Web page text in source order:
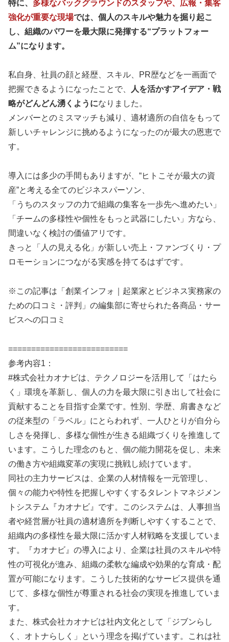
特に、 多様なバックグラウンドのスタッフや、広報・集客
強化が重要な現場では、個人のスキルや魅力を掘り起こ
し、組織のパワーを最大限に発揮する“プラットフォー
ム”になります。
私自身、社員の顔と経歴、スキル、PR歴などを一画面で
把握できるようになったことで、
人を活かすアイデア・戦
略がどんどん湧くようになりました。
メンバーとのミスマッチも減り、適材適所の自信をもって
新しいチャレンジに挑めるようになったのが最大の恩恵で
す。
導入には多少の手間もありますが、“ヒトこそが最大の資
産”と考える全てのビジネスパーソン、
「うちのスタッフの力で組織の集客を一歩先へ進めたい」
「チームの多様性や個性をもっと武器にしたい」方なら、
間違いなく検討の価値アリです。
きっと「人の見える化」が新しい売上・ファンづくり・プ
ロモーションにつながる実感を持てるはずです。
※この記事は「創業インフォ｜起業家とビジネス実務家の
ための口コミ・評判」の編集部に寄せられた各商品・サー
ビスへの口コミ
==========================
参考内容1：
#株式会社カオナビは、テクノロジーを活用して「はたら
く」環境を革新し、個人の力を最大限に引き出して社会に
貢献することを目指す企業です。性別、学歴、肩書きなど
の従来型の「ラベル」にとらわれず、一人ひとりが自分ら
しさを発揮し、多様な個性が生きる組織づくりを推進して
います。こうした理念のもと、個の能力開花を促し、未来
の働き方や組織変革の実現に挑戦し続けています。
同社の主力サービスは、企業の人材情報を一元管理し、
個々の能力や特性を把握しやすくするタレントマネジメン
トシステム『カオナビ』です。このシステムは、人事担当
者や経営層が社員の適材適所を判断しやすくすることで、
組織内の多様性を最大限に活かす人材戦略を支援していま
す。『カオナビ』の導入により、企業は社員のスキルや特
性の可視化が進み、組織の柔軟な編成や効果的な育成・配
置が可能になります。こうした技術的なサービス提供を通
じて、多様な個性が尊重される社会の実現を推進していま
す。
また、株式会社カオナビは社内文化として「ジブンらし
く、オトナらしく」という理念を掲げています。これは社